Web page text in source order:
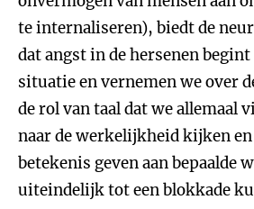
te internaliseren), biedt de
dat angst in de hersenen
situatie en vernemen we over
de rol van taal dat we allemaal
naar de werkelijkheid kijken en
betekenis geven aan bepaalde
uiteindelijk tot een blokkade